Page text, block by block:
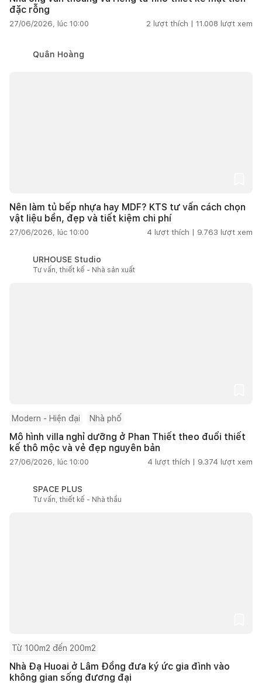
đặc rỗng
27/06/2026, lúc 10:00 2 lượt thích | 11.008 lượt xem
Quân Hoàng
Nên làm tủ bếp nhựa hay MDF? KTS tư vấn cách chọn
vật liệu bền, đẹp và tiết kiệm chi phí
27/06/2026, lúc 10:00 4 lượt thích | 9.763 lượt xem
URHOUSE Studio
Tư vấn, thiết kế - Nhà sản xuất
Modern - Hiện đại Nhà phố
Mô hình villa nghỉ dưỡng ở Phan Thiết theo đuổi thiết
kế thô mộc và vẻ đẹp nguyên bản
27/06/2026, lúc 10:00 4 lượt thích | 9.374 lượt xem
SPACE PLUS
Tư vấn, thiết kế - Nhà thầu
Từ 100m2 đến 200m2
Nhà Đạ Huoai ở Lâm Đồng đưa ký ức gia đình vào
không gian sống đương đại